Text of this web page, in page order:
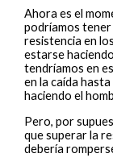
Ahora es el
podríamos tener
resistencia en
estarse
tendríamos en
en la caída
haciendo el
Pero, por
que superar la
debería